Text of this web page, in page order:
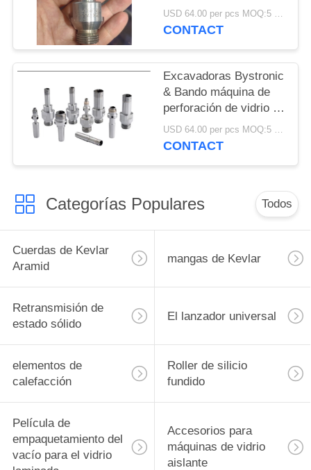
en máquinas Bystronic
& Bando
USD 64.00 per pcs MOQ:5 piezas
CONTACT
Excavadoras Bystronic
& Bando máquina de
perforación de vidrio de
núcleo de diamante
para perforación de
USD 64.00 per pcs MOQ:5 piezas
CONTACT
Categorías Populares Todos
Cuerdas de Kevlar
Aramid
mangas de Kevlar
Retransmisión de
estado sólido
El lanzador universal
elementos de
calefacción
Roller de silicio
fundido
Película de
empaquetamiento del
vacío para el vidrio
Accesorios para
máquinas de vidrio
aislante